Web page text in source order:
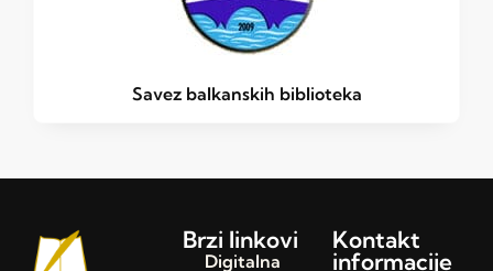
Savez balkanskih biblioteka
Brzi linkovi
Digitalna
Kontakt
informacije